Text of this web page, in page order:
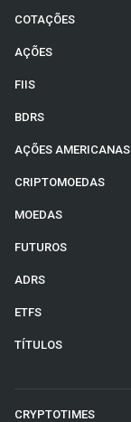
COTAÇÕES
AÇÕES
FIIS
BDRS
AÇÕES AMERICANAS
CRIPTOMOEDAS
MOEDAS
FUTUROS
ADRS
ETFS
TÍTULOS
CRYPTOTIMES